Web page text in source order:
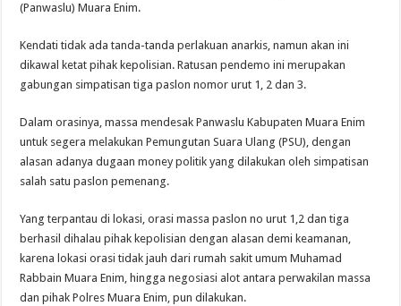
(Panwaslu) Muara Enim.
Kendati tidak ada tanda-tanda perlakuan anarkis, namun akan ini
dikawal ketat pihak kepolisian. Ratusan pendemo ini merupakan
gabungan simpatisan tiga paslon nomor urut 1, 2 dan 3.
Dalam orasinya, massa mendesak Panwaslu Kabupaten Muara Enim
untuk segera melakukan Pemungutan Suara Ulang (PSU), dengan
alasan adanya dugaan money politik yang dilakukan oleh simpatisan
salah satu paslon pemenang.
Yang terpantau di lokasi, orasi massa paslon no urut 1,2 dan tiga
berhasil dihalau pihak kepolisian dengan alasan demi keamanan,
karena lokasi orasi tidak jauh dari rumah sakit umum Muhamad
Rabbain Muara Enim, hingga negosiasi alot antara perwakilan massa
dan pihak Polres Muara Enim, pun dilakukan.